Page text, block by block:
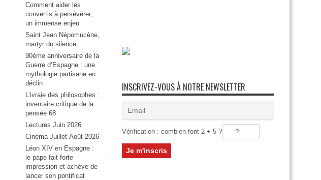
Comment aider les
convertis à persévérer,
un immense enjeu
Saint Jean Népomucène,
martyr du silence
90ème anniversaire de la
Guerre d’Espagne : une
mythologie partisane en
déclin
L’ivraie des philosophes :
inventaire critique de la
pensée 68
Lectures Juin 2026
Cinéma Juillet-Août 2026
Léon XIV en Espagne :
le pape fait forte
impression et achève de
lancer son pontificat
INSCRIVEZ-VOUS À NOTRE NEWSLETTER
Vérification : combien font 2 + 5 ?